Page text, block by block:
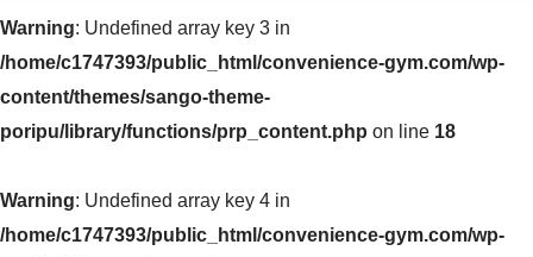
Warning: Undefined array key 3 in
/home/c1747393/public_html/convenience-gym.com/wp-
content/themes/sango-theme-
poripu/library/functions/prp_content.php on line 18
Warning: Undefined array key 4 in
/home/c1747393/public_html/convenience-gym.com/wp-